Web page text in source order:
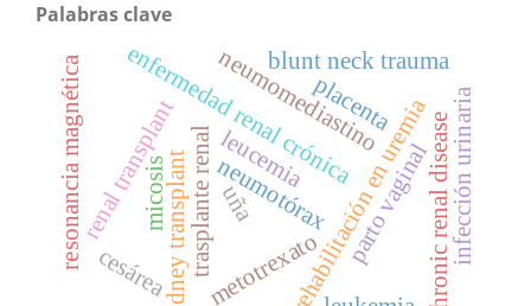
Palabras clave
trasplante renal
enfermedad renal crónicarehabilitación en uremia
kidney transplant
renal transplant chronic renal disease
neumotórax
neumomediastino
blunt neck trauma
metotrexato
leucemia
resonancia magnética infección urinaria
micosis uña parto vaginal
placenta
cesárea